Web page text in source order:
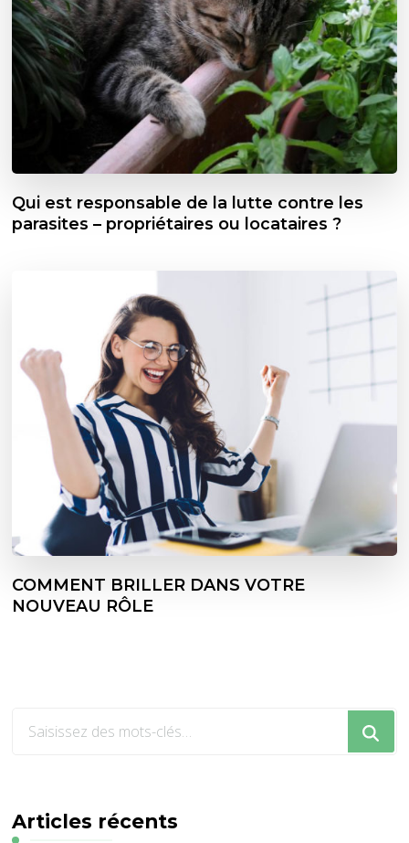
Qui est responsable de la lutte contre les
parasites – propriétaires ou locataires ?
COMMENT BRILLER DANS VOTRE
NOUVEAU RÔLE
?
Articles récents